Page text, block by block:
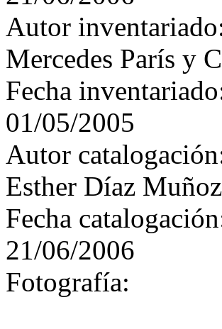
Autor
Mercedes París y
Fecha
01/05/2005
Autor
Esther Díaz Muñoz
Fecha
21/06/2006
Fotografía: